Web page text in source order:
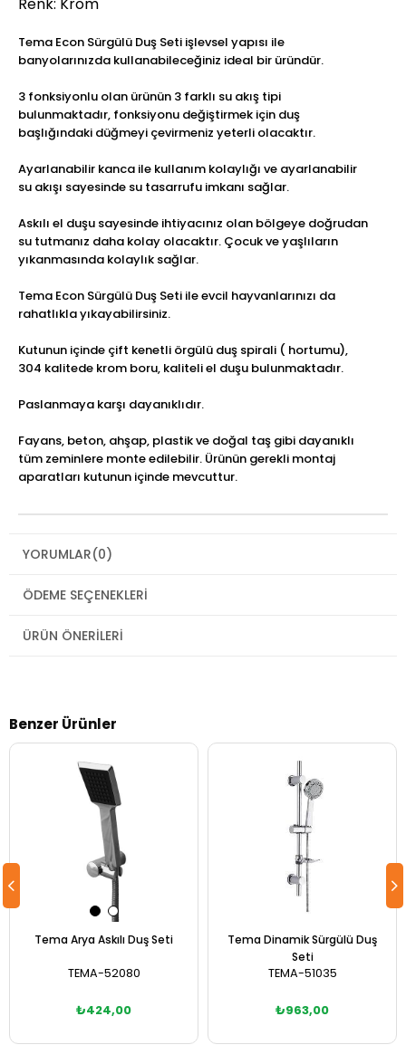
Tema Econ Sürgülü Duş Seti işlevsel yapısı ile
banyolarınızda kullanabileceğiniz ideal bir üründür.
3 fonksiyonlu olan ürünün 3 farklı su akış tipi
bulunmaktadır, fonksiyonu değiştirmek için duş
başlığındaki düğmeyi çevirmeniz yeterli olacaktır.
Ayarlanabilir kanca ile kullanım kolaylığı ve ayarlanabilir
su akışı sayesinde su tasarrufu imkanı sağlar.
Askılı el duşu sayesinde ihtiyacınız olan bölgeye doğrudan
su tutmanız daha kolay olacaktır. Çocuk ve yaşlıların
yıkanmasında kolaylık sağlar.
Tema Econ Sürgülü Duş Seti ile evcil hayvanlarınızı da
rahatlıkla yıkayabilirsiniz.
Kutunun içinde çift kenetli örgülü duş spirali ( hortumu),
304 kalitede krom boru, kaliteli el duşu bulunmaktadır.
Paslanmaya karşı dayanıklıdır.
Fayans, beton, ahşap, plastik ve doğal taş gibi dayanıklı
tüm zeminlere monte edilebilir. Ürünün gerekli montaj
aparatları kutunun içinde mevcuttur.
YORUMLAR(0)
ÖDEME SEÇENEKLERI
ÜRÜN ÖNERILERI
Benzer Ürünler
Tema Arya Askılı Duş Seti
TEMA-52080
₺424,00
Tema Dinamik Sürgülü Duş
Seti
TEMA-51035
₺963,00